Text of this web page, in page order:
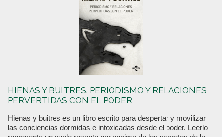
HIENAS Y BUITRES. PERIODISMO Y RELACIONES
PERVERTIDAS CON EL PODER
Hienas y buitres es un libro escrito para despertar y movilizar
las conciencias dormidas e intoxicadas desde el poder. Leerlo